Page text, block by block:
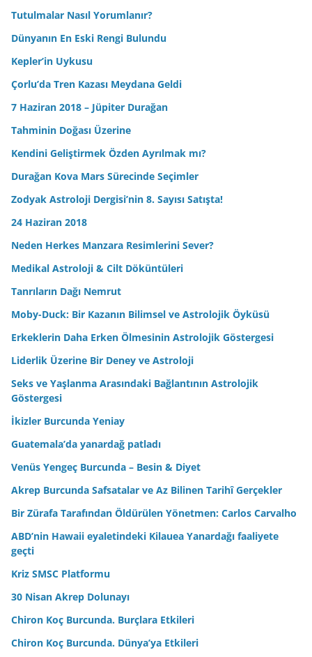
Tutulmalar Nasıl Yorumlanır?
Dünyanın En Eski Rengi Bulundu
Kepler’in Uykusu
Çorlu’da Tren Kazası Meydana Geldi
7 Haziran 2018 – Jüpiter Durağan
Tahminin Doğası Üzerine
Kendini Geliştirmek Özden Ayrılmak mı?
Durağan Kova Mars Sürecinde Seçimler
Zodyak Astroloji Dergisi’nin 8. Sayısı Satışta!
24 Haziran 2018
Neden Herkes Manzara Resimlerini Sever?
Medikal Astroloji & Cilt Döküntüleri
Tanrıların Dağı Nemrut
Moby-Duck: Bir Kazanın Bilimsel ve Astrolojik Öyküsü
Erkeklerin Daha Erken Ölmesinin Astrolojik Göstergesi
Liderlik Üzerine Bir Deney ve Astroloji
Seks ve Yaşlanma Arasındaki Bağlantının Astrolojik
Göstergesi
İkizler Burcunda Yeniay
Guatemala’da yanardağ patladı
Venüs Yengeç Burcunda – Besin & Diyet
Akrep Burcunda Safsatalar ve Az Bilinen Tarihî Gerçekler
Bir Zürafa Tarafından Öldürülen Yönetmen: Carlos Carvalho
ABD’nin Hawaii eyaletindeki Kilauea Yanardağı faaliyete
geçti
Kriz SMSC Platformu
30 Nisan Akrep Dolunayı
Chiron Koç Burcunda. Burçlara Etkileri
Chiron Koç Burcunda. Dünya’ya Etkileri